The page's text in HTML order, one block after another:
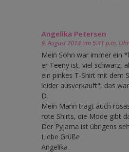
Angelika Petersen
9. August 2014 um 5:41 p.m. Uhr
Mein Sohn war immer ein
er Teeny ist, viel schwarz,
ein pinkes T-Shirt mit dem
leider ausverkauft", das
D.
Mein Mann trägt auch
rote Shirts, die Mode gibt
Der Pyjama ist übrigens
Liebe Grüße
Angelika